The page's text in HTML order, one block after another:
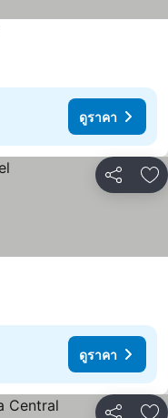
ดูราคา
แชร์ เ
ดูราคา